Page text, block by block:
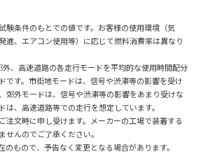
験条件のもとでの値です。お客様の使用環境（気
進、エアコン使用等）に応じて燃料消費率は異なり
、高速道路の各走行モードを平均的な使用時間配分
です。市街地モードは、信号や渋滞等の影響を受け
郊外モードは、信号や渋滞等の影響をあまり受けな
は、高速道路等での走行を想定しています。
文時に申し受けます。メーカーの工場で装着する
せんのでご了承ください。
もので、予告なく変更となる場合があります。